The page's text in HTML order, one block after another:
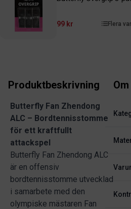
99 kr Flera
Produktbeskrivning
Butterfly Fan Zhendong
ALC – Bordtennisstomme
för ett kraftfullt
attackspel
Butterfly Fan Zhendong ALC
är en offensiv
bordtennisstomme utvecklad
i samarbete med den
olympiske mästaren Fan